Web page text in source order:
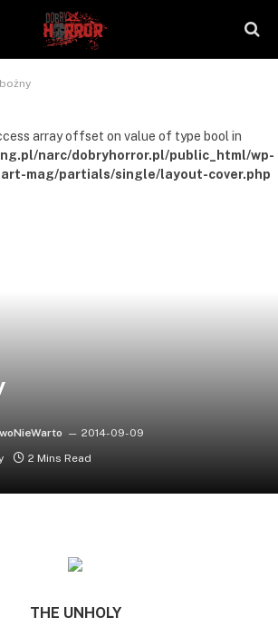
array offset on value of type bool in
narc/dobryhorror.pl/public_html/wp-
mag/partials/single/layout-cover.php
2014-09-09
2 Mins Read
THE UNHOLY